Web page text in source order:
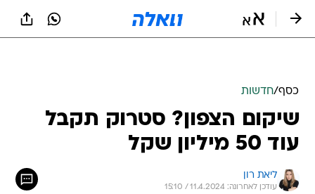
כסף/חדשות
שיקום הצפון? סטרוק תקבל
עוד 50 מיליון שקל
ליאת רון
עודכן לאחרונה: 11.4.2024 / 15:10